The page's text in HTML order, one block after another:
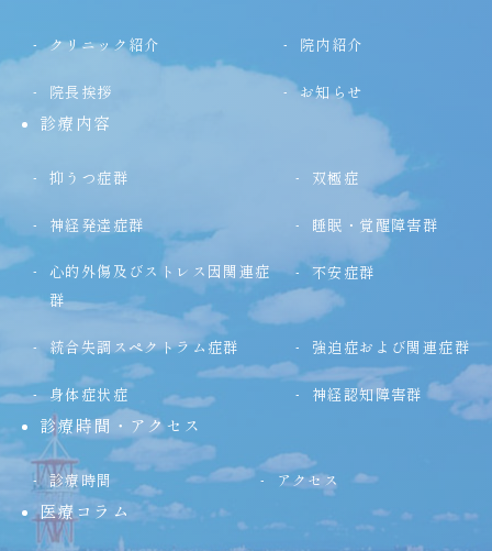
クリニック紹介 院内紹介
院長挨拶 お知らせ
診療内容
抑うつ症群 双極症
神経発達症群 睡眠・覚醒障害群
心的外傷及びストレス因関連症
群
不安症群
統合失調スペクトラム症群 強迫症および関連症群
身体症状症 神経認知障害群
診療時間・アクセス
診療時間 アクセス
医療コラム